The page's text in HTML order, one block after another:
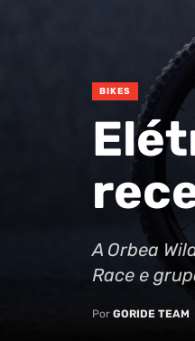
BIKES
A Orbea
Race e
Por GORIDE TEAM